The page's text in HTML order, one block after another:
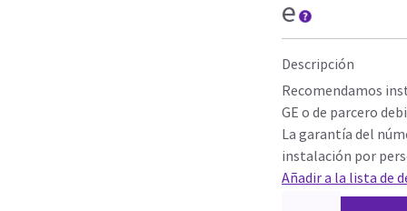
e
Descripción
Recomendamos
GE o de parcero
La garantía del
instalación por
Añadir a la lista de